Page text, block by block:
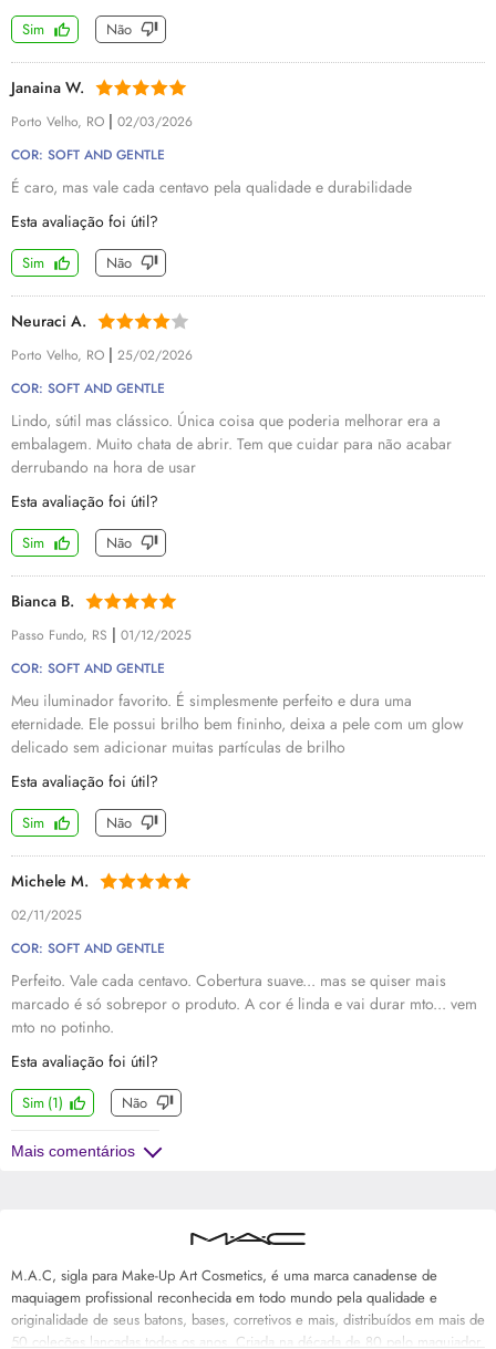
Sim Não
Janaina W.
Porto Velho, RO | 02/03/2026
COR: SOFT AND GENTLE
É caro, mas vale cada centavo pela qualidade e durabilidade
Esta avaliação foi útil?
Sim Não
Neuraci A.
Porto Velho, RO | 25/02/2026
COR: SOFT AND GENTLE
Lindo, sútil mas clássico. Única coisa que poderia melhorar era a
embalagem. Muito chata de abrir. Tem que cuidar para não acabar
derrubando na hora de usar
Esta avaliação foi útil?
Sim Não
Bianca B.
Passo Fundo, RS | 01/12/2025
COR: SOFT AND GENTLE
Meu iluminador favorito. É simplesmente perfeito e dura uma
eternidade. Ele possui brilho bem fininho, deixa a pele com um glow
delicado sem adicionar muitas partículas de brilho
Esta avaliação foi útil?
Sim Não
Michele M.
02/11/2025
COR: SOFT AND GENTLE
Perfeito. Vale cada centavo. Cobertura suave... mas se quiser mais
marcado é só sobrepor o produto. A cor é linda e vai durar mto... vem
mto no potinho.
Esta avaliação foi útil?
Sim (1) Não
Mais comentários
M.A.C, sigla para Make-Up Art Cosmetics, é uma marca canadense de
maquiagem profissional reconhecida em todo mundo pela qualidade e
originalidade de seus batons, bases, corretivos e mais, distribuídos em mais de
50 coleções lançadas todos os anos. Criada na década de 80 pelo maquiador